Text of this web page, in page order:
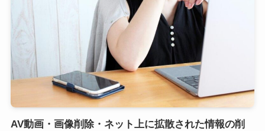
AV動画・画像削除・ネット上に拡散された情報の削